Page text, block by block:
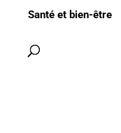
Santé et bien-être